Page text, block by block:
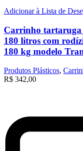
Adicionar à Lista de
Carrinho tartaruga
180 litros com
180 kg modelo
Produtos Plásticos,
R$ 342,00